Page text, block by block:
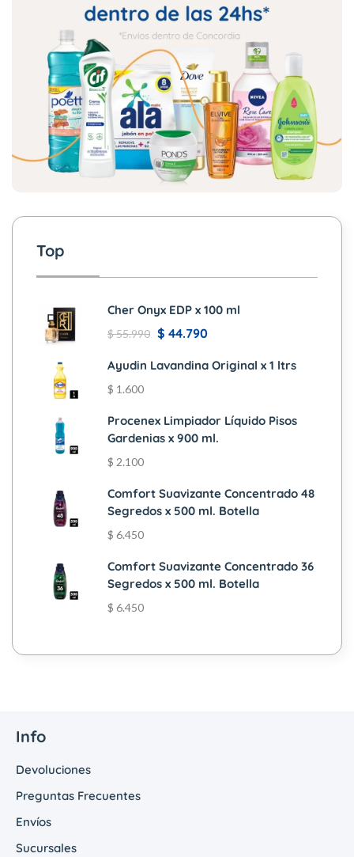
Top
Cher Onyx EDP x 100 ml
$55.990 $ 44.790
Ayudin Lavandina Original x 1 ltrs
$ 1.600
Procenex Limpiador Líquido Pisos
Gardenias x 900 ml.
$ 2.100
Comfort Suavizante Concentrado 48
Segredos x 500 ml. Botella
$ 6.450
Comfort Suavizante Concentrado 36
Segredos x 500 ml. Botella
$ 6.450
Info
Devoluciones
Preguntas Frecuentes
Envíos
Sucursales